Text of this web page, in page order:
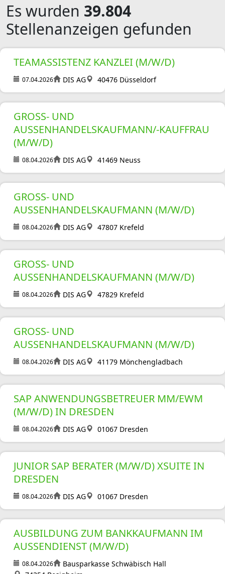
Es wurden 39.804
Stellenanzeigen gefunden
TEAMASSISTENZ KANZLEI (M/W/D)
07.04.2026 DIS AG 40476 Düsseldorf
GROSS- UND A
USSENHANDELSKAUFMANN/-KAUFFRAU (M
/W/D)
08.04.2026 DIS AG 41469 Neuss
GROSS- UND A
USSENHANDELSKAUFMANN (M/W/D)
08.04.2026 DIS AG 47807 Krefeld
GROSS- UND A
USSENHANDELSKAUFMANN (M/W/D)
08.04.2026 DIS AG 47829 Krefeld
GROSS- UND A
USSENHANDELSKAUFMANN (M/W/D)
08.04.2026 DIS AG 41179 Mönchengladbach
SAP ANWENDUNGSBETREUER MM/EWM
(M/W/D) IN DRESDEN
08.04.2026 DIS AG 01067 Dresden
JUNIOR SAP BERATER (M/W/D) XSUITE IN
DRESDEN
08.04.2026 DIS AG 01067 Dresden
AUSBILDUNG ZUM BANKKAUFMANN IM
AUSSENDIENST (M/W/D)
08.04.2026
Bausparkasse Schwäbisch Hall